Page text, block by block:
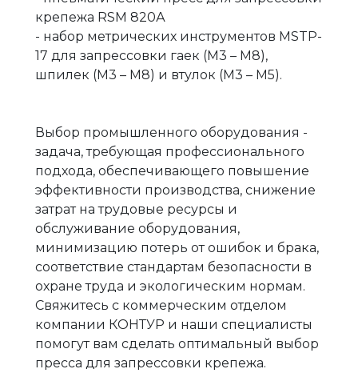
крепежа RSM 820А
- набор метрических инструментов MSTP-
17 для запрессовки гаек (М3 – М8),
шпилек (М3 – М8) и втулок (М3 – М5).
Выбор промышленного оборудования -
задача, требующая профессионального
подхода, обеспечивающего повышение
эффективности производства, снижение
затрат на трудовые ресурсы и
обслуживание оборудования,
минимизацию потерь от ошибок и брака,
соответствие стандартам безопасности в
охране труда и экологическим нормам.
Свяжитесь с коммерческим отделом
компании КОНТУР и наши специалисты
помогут вам сделать оптимальный выбор
пресса для запрессовки крепежа.